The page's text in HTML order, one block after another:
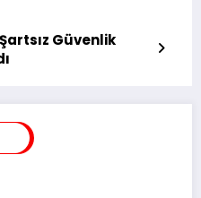
Güvenlik